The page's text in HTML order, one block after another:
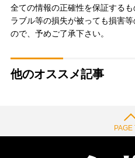
全ての情報の正確性を保証する
ラブル等の損失が被っても損害
ので、予めご了承下さい。
他のオススメ記事
PAGE